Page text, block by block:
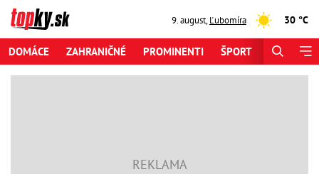
9. august,Ľubomíra 30 °C
DOMÁCE ZAHRANIČNÉ PROMINENTI ŠPORT